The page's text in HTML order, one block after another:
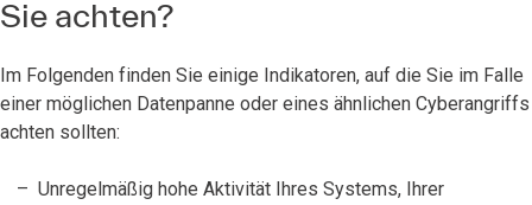
Sie achten?
Im Folgenden finden Sie einige Indikatoren, auf die Sie im Falle
einer möglichen Datenpanne oder eines ähnlichen Cyberangriffs
achten sollten:
Unregelmäßig hohe Aktivität Ihres Systems, Ihrer